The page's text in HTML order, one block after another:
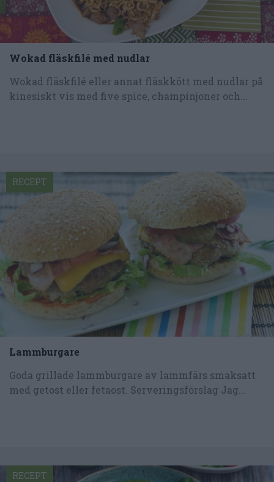
Wokad fläskfilé med nudlar
Wokad fläskfilé eller annat fläskkött med nudlar på
kinesiskt vis med five spice, champinjoner och...
Lammburgare
Goda grillade lammburgare av lammfärs smaksatt
med getost eller fetaost. Serveringsförslag Jag...
RECEPT
RECEPT